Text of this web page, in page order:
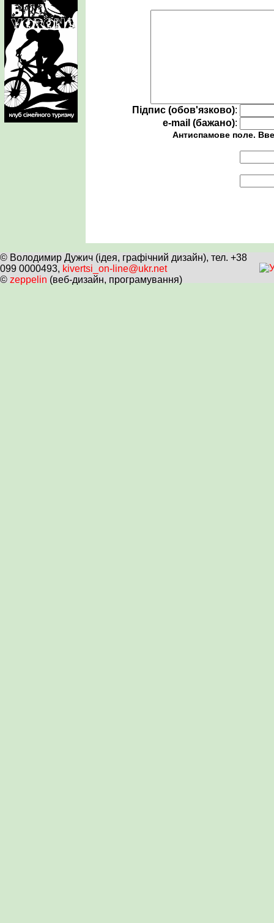
Підпис (обов'язково):
e-mail (бажано):
Антиспамове поле.
© Володимир Дужич (ідея, графічний дизайн), тел. +38
099 0000493, kivertsi_on-line@ukr.net
© zeppelin (веб-дизайн, програмування)